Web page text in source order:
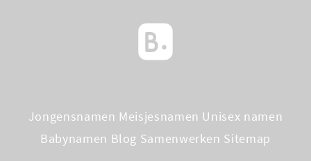
Jongensnamen Meisjesnamen Unisex namen
Babynamen Blog Samenwerken Sitemap